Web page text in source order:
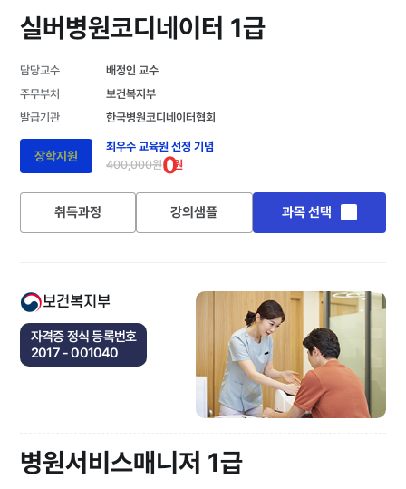
실버병원코디네이터 1급
담당교수
배정인 교수
주무부처
보건복지부
발급기관
한국병원코디네이터협회
장학지원
최우수 교육원 선정 기념
400,000원0원
취득과정 강의샘플 과목 선택
보건복지부
자격증 정식 등록번호
2017 - 001040
병원서비스매니저 1급